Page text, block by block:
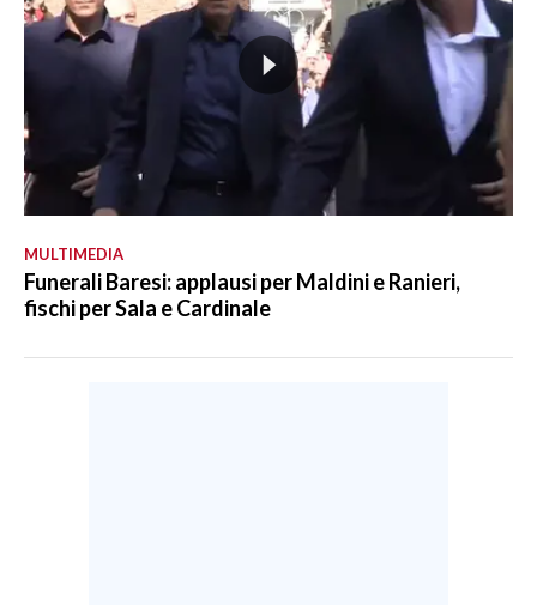
MULTIMEDIA
Funerali Baresi: applausi per Maldini e Ranieri,
fischi per Sala e Cardinale